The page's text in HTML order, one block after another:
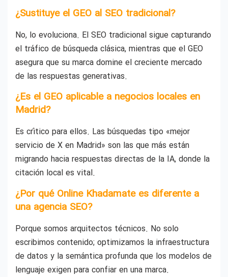
¿Sustituye el GEO al SEO tradicional?
No, lo evoluciona. El SEO tradicional sigue capturando
el tráfico de búsqueda clásica, mientras que el GEO
asegura que su marca domine el creciente mercado
de las respuestas generativas.
¿Es el GEO aplicable a negocios locales en
Madrid?
Es crítico para ellos. Las búsquedas tipo «mejor
servicio de X en Madrid» son las que más están
migrando hacia respuestas directas de la IA, donde la
citación local es vital.
¿Por qué Online Khadamate es diferente a
una agencia SEO?
Porque somos arquitectos técnicos. No solo
escribimos contenido; optimizamos la infraestructura
de datos y la semántica profunda que los modelos de
lenguaje exigen para confiar en una marca.